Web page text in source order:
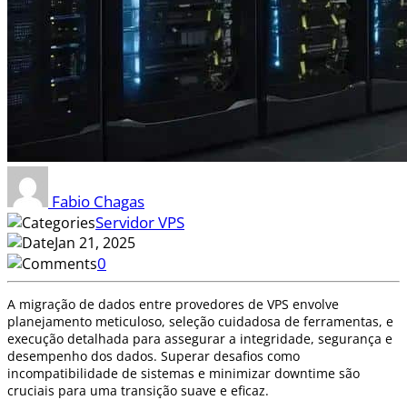
Fabio Chagas
Servidor VPS
Jan 21, 2025
0
A migração de dados entre provedores de VPS envolve
planejamento meticuloso, seleção cuidadosa de ferramentas, e
execução detalhada para assegurar a integridade, segurança e
desempenho dos dados. Superar desafios como
incompatibilidade de sistemas e minimizar downtime são
cruciais para uma transição suave e eficaz.